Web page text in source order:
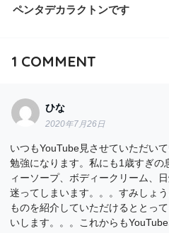
ペンタデカラクトンです
1 COMMENT
ひな
2020年7月26日
いつもYouTube見させていただい
勉強になります。私にも1歳すぎ
ィーソープ、ボディークリーム、
迷ってしまいます。。。すみしょ
ものを紹介していただけるととっ
いします。。。これからも